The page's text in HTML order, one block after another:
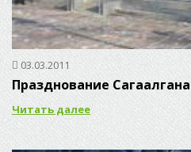
03.03.2011
Празднование Сагаалгана
Читать далее